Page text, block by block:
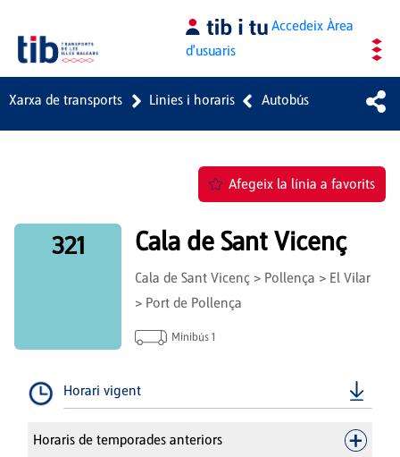
AccedeixÀrea
d'usuaris
Xarxa de transports Linies i horaris Autobús
Afegeix la línia a favorits
321 Cala de Sant Vicenç
Cala de Sant Vicenç > Pollença > El Vilar
> Port de Pollença
Minibús 1
Horari vigent
Horaris de temporades anteriors